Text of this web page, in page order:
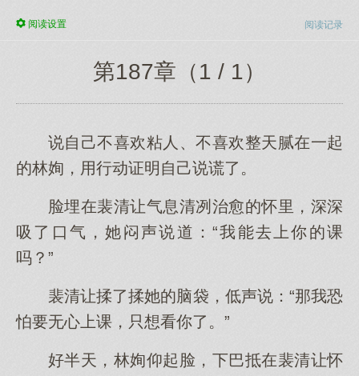
阅读记录
阅读设置
第187章（1 / 1）
说自己不喜欢粘人、不喜欢整天腻在一起
的林姰，用行动证明自己说谎了。
脸埋在裴清让气息清冽治愈的怀里，深深
吸了口气，她闷声说道：“我能去上你的课
吗？”
裴清让揉了揉她的脑袋，低声说：“那我恐
怕要无心上课，只想看你了。”
好半天，林姰仰起脸，下巴抵在裴清让怀